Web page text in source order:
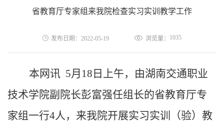
省教育厅专家组来我院检查实习实训教学工作
发布日期：2022-05-19 浏览量： 1035
本网讯 5月18日上午，由湖南交通职业
技术学院副院长彭富强任组长的省教育厅专
家组一行4人，来我院开展实习实训（验）教